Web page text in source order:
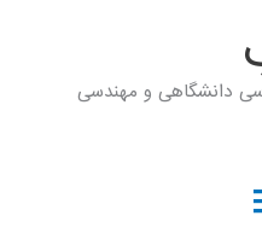
دانشگاهی و مهندسی